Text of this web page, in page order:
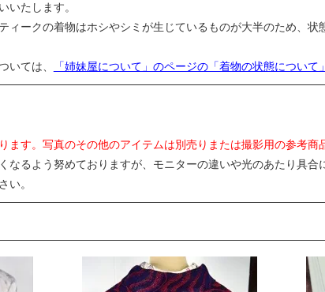
いたします。
ィークの着物はホシやシミが生じているものが大半のため、
いては、
「姉妹屋について」のページの「着物の状態について」
ます。写真のその他のアイテムは別売りまたは撮影用の参考商
なるよう努めておりますが、モニターの違いや光のあたり具
い。